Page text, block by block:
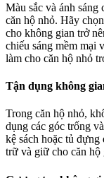
Màu sắc và ánh
căn hộ nhỏ. Hãy
cho không gian trở
chiếu sáng mềm mại
làm cho căn hộ nhỏ
Tận dụng không
Trong căn hộ nhỏ,
dụng các góc trống
kệ sách hoặc tủ
trữ và giữ cho căn hộ